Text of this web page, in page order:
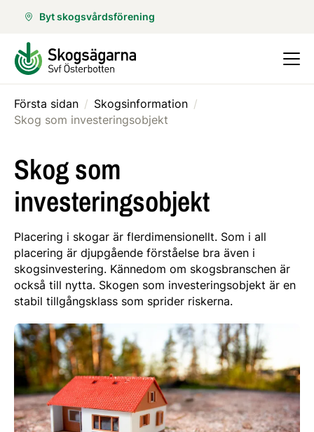
Byt skogsvårdsförening
Första sidan / Skogsinformation /
Skog som investeringsobjekt
Skog som
investeringsobjekt
Placering i skogar är flerdimensionellt. Som i all
placering är djupgående förståelse bra även i
skogsinvestering. Kännedom om skogsbranschen är
också till nytta. Skogen som investeringsobjekt är en
stabil tillgångsklass som sprider riskerna.